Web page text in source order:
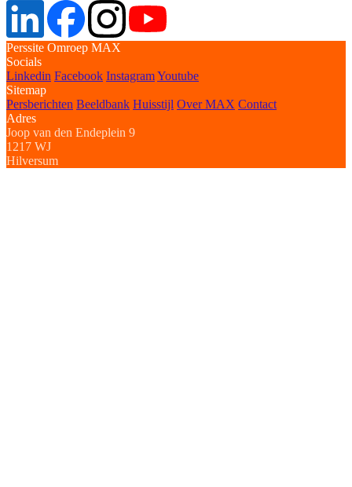
Perssite Omroep MAX
Socials
Linkedin Facebook InstagramYoutube
Sitemap
Persberichten Beeldbank Huisstijl Over MAX Contact
Adres
Joop van den Endeplein 9
1217 WJ
Hilversum